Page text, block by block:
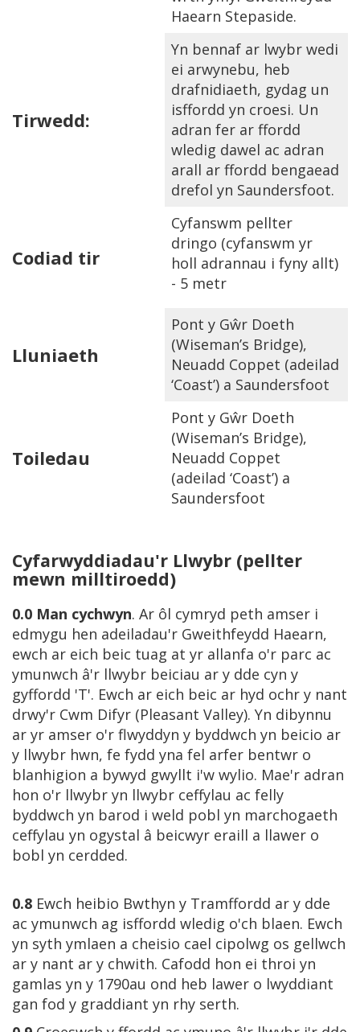
Haearn Stepaside.
Tirwedd:
Yn bennaf ar lwybr wedi
ei arwynebu, heb
drafnidiaeth, gydag un
isffordd yn croesi. Un
adran fer ar ffordd
wledig dawel ac adran
arall ar ffordd bengaead
drefol yn Saundersfoot.
Codiad tir
Cyfanswm pellter
dringo (cyfanswm yr
holl adrannau i fyny allt)
- 5 metr
Lluniaeth
Pont y Gŵr Doeth
(Wiseman’s Bridge),
Neuadd Coppet (adeilad
‘Coast’) a Saundersfoot
Toiledau
Pont y Gŵr Doeth
(Wiseman’s Bridge),
Neuadd Coppet
(adeilad ‘Coast’) a
Saundersfoot
Cyfarwyddiadau'r Llwybr (pellter
mewn milltiroedd)
0.0 Man cychwyn. Ar ôl cymryd peth amser i
edmygu hen adeiladau'r Gweithfeydd Haearn,
ewch ar eich beic tuag at yr allanfa o'r parc ac
ymunwch â'r llwybr beiciau ar y dde cyn y
gyffordd 'T'. Ewch ar eich beic ar hyd ochr y nant
drwy'r Cwm Difyr (Pleasant Valley). Yn dibynnu
ar yr amser o'r flwyddyn y byddwch yn beicio ar
y llwybr hwn, fe fydd yna fel arfer bentwr o
blanhigion a bywyd gwyllt i'w wylio. Mae'r adran
hon o'r llwybr yn llwybr ceffylau ac felly
byddwch yn barod i weld pobl yn marchogaeth
ceffylau yn ogystal â beicwyr eraill a llawer o
bobl yn cerdded.
0.8 Ewch heibio Bwthyn y Tramffordd ar y dde
ac ymunwch ag isffordd wledig o'ch blaen. Ewch
yn syth ymlaen a cheisio cael cipolwg os gellwch
ar y nant ar y chwith. Cafodd hon ei throi yn
gamlas yn y 1790au ond heb lawer o lwyddiant
gan fod y graddiant yn rhy serth.